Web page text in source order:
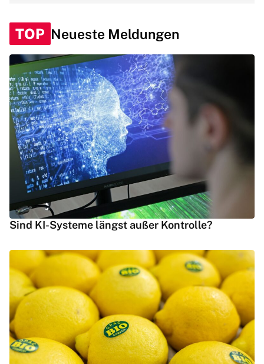
TOP Neueste Meldungen
Sind KI-Systeme längst außer Kontrolle?